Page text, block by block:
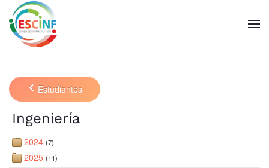
Skip to main content
Estudiantes
Ingeniería
2024 (7)
2025 (11)